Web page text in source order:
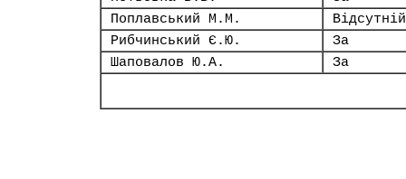
Поплавський М.М.
Відсутній
Рибчинський Є.Ю.
За
Шаповалов Ю.А.
За